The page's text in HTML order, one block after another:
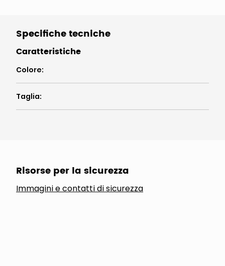
Specifiche tecniche
Caratteristiche
Colore:
Taglia:
Risorse per la sicurezza
Immagini e contatti di sicurezza